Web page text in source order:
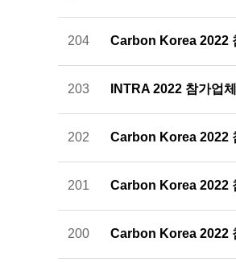
204 Carbon Korea 2022
203 INTRA 2022 참가업
202 Carbon Korea 2022
201 Carbon Korea 2022
200 Carbon Korea 2022